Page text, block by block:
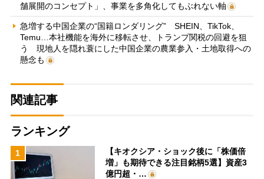
舗展開のコンセプト」、事業を多角化してもぶれない軸
急増する中国企業の“国籍ロンダリング” SHEIN、TikTok、
Temu…本社機能を海外に移転させ、トランプ関税の回避を狙
う 現地人を隠れ蓑にした中国企業の農業参入・土地取得への
懸念も
関連記事
ランキング
1
【キオクシア・ショック後に「株価倍
増」も期待できる注目銘柄5選】資産3
億円超・…